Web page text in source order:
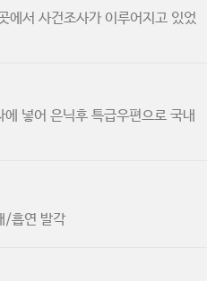
에서 사건조사가 이루어지고 있었
넣어 은닉후 특급우편으로 국내
/흡연 발각